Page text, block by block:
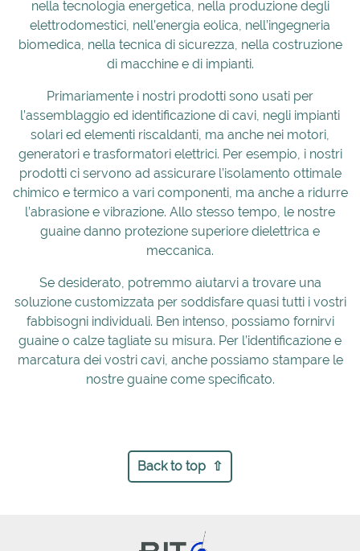
nella tecnologia energetica, nella produzione degli
elettrodomestici, nell’energia eolica, nell’ingegneria
biomedica, nella tecnica di sicurezza, nella costruzione
di macchine e di impianti.
Primariamente i nostri prodotti sono usati per
l’assemblaggio ed identificazione di cavi, negli impianti
solari ed elementi riscaldanti, ma anche nei motori,
generatori e trasformatori elettrici. Per esempio, i nostri
prodotti ci servono ad assicurare l’isolamento ottimale
chimico e termico a vari componenti, ma anche a ridurre
l’abrasione e vibrazione. Allo stesso tempo, le nostre
guaine danno protezione superiore dielettrica e
meccanica.
Se desiderato, potremmo aiutarvi a trovare una
soluzione customizzata per soddisfare quasi tutti i vostri
fabbisogni individuali. Ben intenso, possiamo fornirvi
guaine o calze tagliate su misura. Per l’identificazione e
marcatura dei vostri cavi, anche possiamo stampare le
nostre guaine come specificato.
Back to top